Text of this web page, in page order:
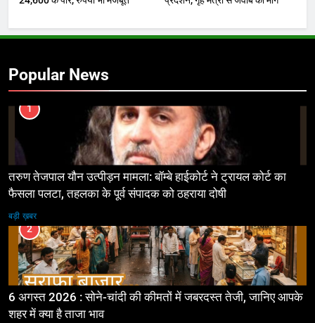
Popular News
1
तरुण तेजपाल यौन उत्पीड़न मामला: बॉम्बे हाईकोर्ट ने ट्रायल कोर्ट का
फैसला पलटा, तहलका के पूर्व संपादक को ठहराया दोषी
बड़ी ख़बर
2
6 अगस्त 2026 : सोने-चांदी की कीमतों में जबरदस्त तेजी, जानिए आपके
शहर में क्या है ताजा भाव